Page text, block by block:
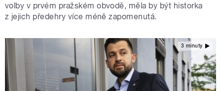
volby v prvém pražském obvodě, měla by být historka
z jejich předehry více méně zapomenutá.
3 minuty